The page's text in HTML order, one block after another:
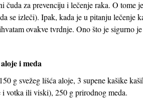
čuda za prevenciju i lečenje raka. O
se izleči). Ipak, kada je u pitanju lečenje
ovakve tvrdnje. Ono što je sigurno
i meda
g svežeg lišća aloje, 3 supene kašike
i votka ili viski), 250 g prirodnog meda.